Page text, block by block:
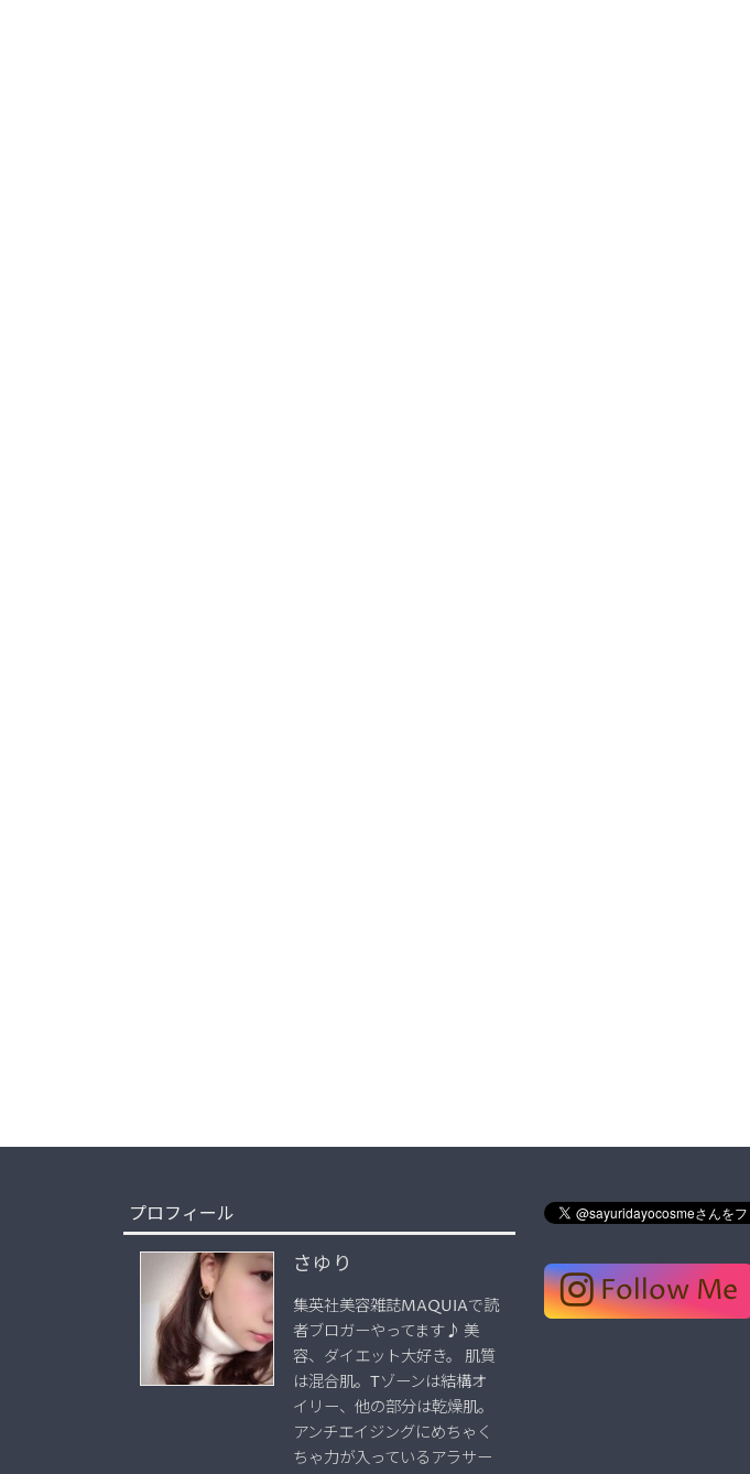
プロフィール
さゆり
集英社美容雑誌MAQUIAで読
者ブロガーやってます♪ 美
容、ダイエット大好き。 肌質
は混合肌。Tゾーンは結構オ
イリー、他の部分は乾燥肌。
アンチエイジングにめちゃく
ちゃ力が入っているアラサー
Follow Me